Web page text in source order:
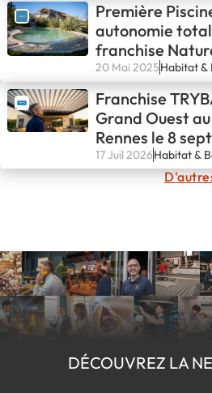
Première
autonomie
franchise
d’Avignon !💪
20 Mai 2025Habitat &
Franchise
Grand Ouest
Rennes le 8
17 Juil 2026Habitat &
DÉCOUVREZ LA